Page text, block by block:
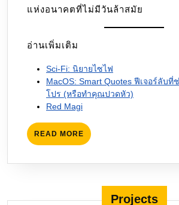
แห่งอนาคตที่ไม่มีวันล้าสมัย
อ่านเพิ่มเติม
Sci-Fi: นิยายไซไฟ
MacOS: Smart Quotes ฟีเจอร์ลับที่
โปร (หรือทำคุณปวดหัว)
Red Magi
READ MORE READ
MORE
Projects